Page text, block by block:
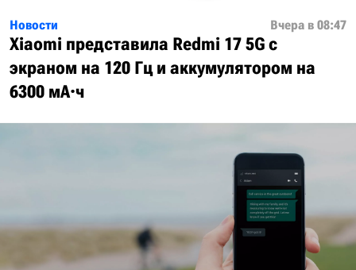
Новости Вчера в 08:47
Xiaomi представила Redmi 17 5G с
экраном на 120 Гц и аккумулятором на
6300 мА·ч